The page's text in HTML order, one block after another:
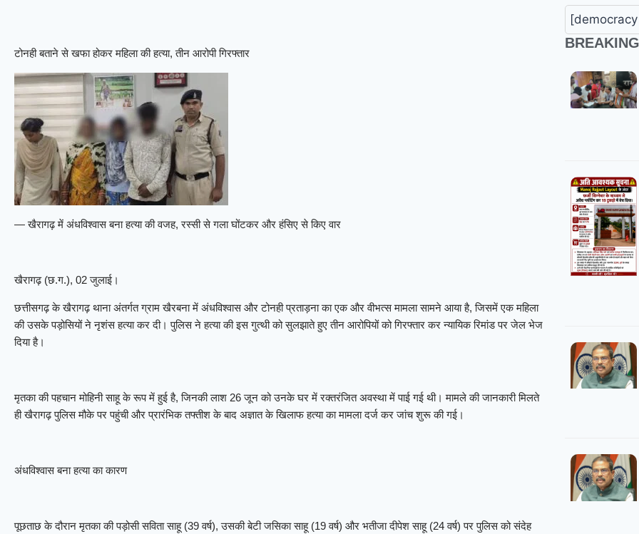
टोनही बताने से खफा होकर महिला की हत्या, तीन आरोपी गिरफ्तार
— खैरागढ़ में अंधविश्वास बना हत्या की वजह, रस्सी से गला घोंटकर और हंसिए से किए वार
खैरागढ़ (छ.ग.), 02 जुलाई।
छत्तीसगढ़ के खैरागढ़ थाना अंतर्गत ग्राम खैरबना में अंधविश्वास और टोनही प्रताड़ना का एक और वीभत्स मामला सामने आया है, जिसमें एक महिला
की उसके पड़ोसियों ने नृशंस हत्या कर दी। पुलिस ने हत्या की इस गुत्थी को सुलझाते हुए तीन आरोपियों को गिरफ्तार कर न्यायिक रिमांड पर जेल भेज
दिया है।
मृतका की पहचान मोहिनी साहू के रूप में हुई है, जिनकी लाश 26 जून को उनके घर में रक्तरंजित अवस्था में पाई गई थी। मामले की जानकारी मिलते
ही खैरागढ़ पुलिस मौके पर पहुंची और प्रारंभिक तफ्तीश के बाद अज्ञात के खिलाफ हत्या का मामला दर्ज कर जांच शुरू की गई।
अंधविश्वास बना हत्या का कारण
पूछताछ के दौरान मृतका की पड़ोसी सविता साहू (39 वर्ष), उसकी बेटी जसिका साहू (19 वर्ष) और भतीजा दीपेश साहू (24 वर्ष) पर पुलिस को संदेह